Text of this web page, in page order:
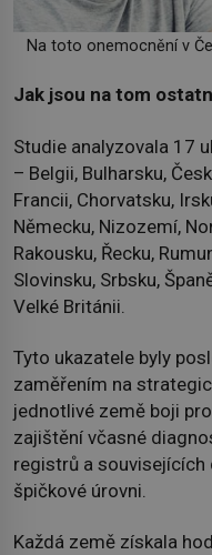
Na toto onemocnění v
Jak jsou na tom
Studie analyzovala 17
– Belgii, Bulharsku,
Francii, Chorvatsku,
Německu, Nizozemí,
Rakousku, Řecku,
Slovinsku, Srbsku,
Velké Británii.
Tyto ukazatele byly
zaměřením na
jednotlivé země boji
zajištění včasné
registrů a souvisejících
špičkové úrovni.
Každá země získala